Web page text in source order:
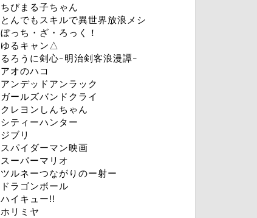
ちびまる子ちゃん
とんでもスキルで異世界放浪メシ
ぼっち・ざ・ろっく！
ゆるキャン△
るろうに剣心ｰ明治剣客浪漫譚ｰ
アオのハコ
アンデッドアンラック
ガールズバンドクライ
クレヨンしんちゃん
シティーハンター
ジブリ
スパイダーマン映画
スーパーマリオ
ツルネーつながりのー射ー
ドラゴンボール
ハイキュー!!
ホリミヤ